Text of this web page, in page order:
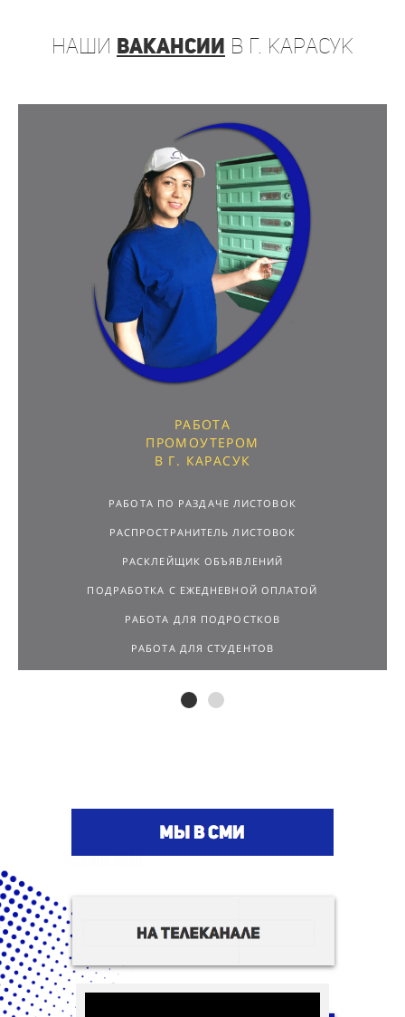
наши вакансии в г. Карасук
РАБОТА
ПРОМОУТЕРОМ
В Г. КАРАСУК
РАБОТА ПО РАЗДАЧЕ ЛИСТОВОК
РАСПРОСТРАНИТЕЛЬ ЛИСТОВОК
РАСКЛЕЙЩИК ОБЪЯВЛЕНИЙ
ПОДРАБОТКА С ЕЖЕДНЕВНОЙ ОПЛАТОЙ
РАБОТА ДЛЯ ПОДРОСТКОВ
РАБОТА ДЛЯ СТУДЕНТОВ